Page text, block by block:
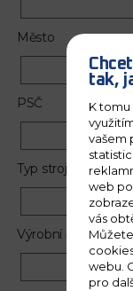
Město
PSČ
Typ stroje *
Výrobní číslo stroje *
tak,
K tomu
vašem
web
vás
webu.
pro